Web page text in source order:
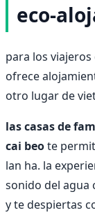
eco-
para los
ofrece
otro lugar de
las casas de
cai beote
lan ha. la
sonido del agua
y te despiertas